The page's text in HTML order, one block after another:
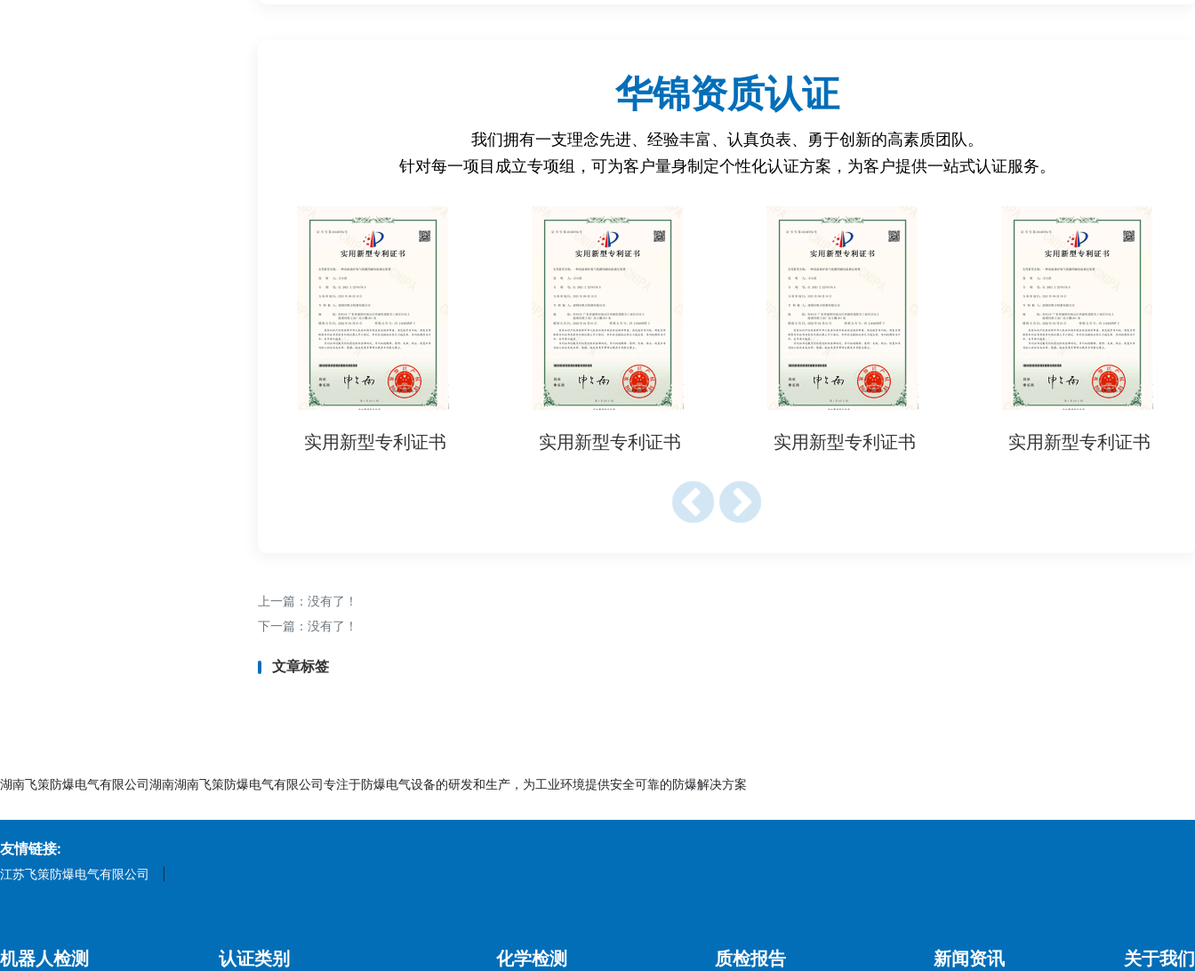
- PC证书编号：已获得的有效PC证书。
- 装箱单（Packing List）。
- 提单（Bill of Lading）或空运单（Airway Bill）。
- 进口商信息：
- 尼日利亚进口商营业执照（需在SONCAP系统注册）。
- 进口商与出口商的合作协议（如适用）。
- 验货报告：部分高风险产品需第三方机构验货后出具。
五、认证流程概览
2. 产品测试：在认可实验室完成尼日利亚标准测试。
- 提交资料至SONCAP系统或授权机构，审核通过后获PC证书（有效期通常为1-3年）。
周期：
- SC证书：1-3个工作日。
- PC和SC证书必须由尼日利亚进口商申请，出口商需与进口商紧密配合。
华锦资质认证
我们拥有一支理念先进、经验丰富、认真负表、勇于创新的高素质团队。
针对每一项目成立专项组，可为客户量身制定个性化认证方案，为客户提供一站式认证服务。
实用新型专利证书 实用新型专利证书 实用新型专利证书 实用新型专利证书
上一篇：没有了！
下一篇：没有了！
文章标签
湖南飞策防爆电气有限公司湖南湖南飞策防爆电气有限公司专注于防爆电气设备的研发和生产，为工业环境提供安全可靠的防爆解决方案
友情链接:
江苏飞策防爆电气有限公司
机器人检测 认证类别 化学检测 质检报告 新闻资讯 关于我们